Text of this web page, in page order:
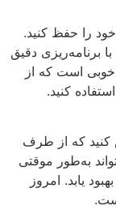
را حفظ کنید.
برنامه‌ریزی دقیق
خوبی است که از
کنید.
کنید که از طرف
به‌طور موقتی
یابد. امروز